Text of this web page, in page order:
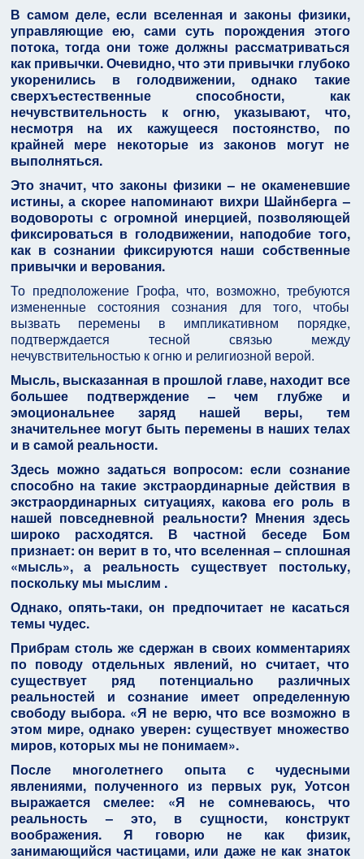
В самом деле, если вселенная и законы физики,
управляющие ею, сами суть порождения этого
потока, тогда они тоже должны рассматриваться
как привычки. Очевидно, что эти привычки глубоко
укоренились в голодвижении, однако такие
сверхъестественные способности, как
нечувствительность к огню, указывают, что,
несмотря на их кажущееся постоянство, по
крайней мере некоторые из законов могут не
выполняться.
Это значит, что законы физики – не окаменевшие
истины, а скорее напоминают вихри Шайнберга –
водовороты с огромной инерцией, позволяющей
фиксироваться в голодвижении, наподобие того,
как в сознании фиксируются наши собственные
привычки и верования.
То предположение Грофа, что, возможно, требуются
измененные состояния сознания для того, чтобы
вызвать перемены в импликативном порядке,
подтверждается тесной связью между
нечувствительностью к огню и религиозной верой.
Мысль, высказанная в прошлой главе, находит все
большее подтверждение – чем глубже и
эмоциональнее заряд нашей веры, тем
значительнее могут быть перемены в наших телах
и в самой реальности.
Здесь можно задаться вопросом: если сознание
способно на такие экстраординарные действия в
экстраординарных ситуациях, какова его роль в
нашей повседневной реальности? Мнения здесь
широко расходятся. В частной беседе Бом
признает: он верит в то, что вселенная – сплошная
«мысль», а реальность существует постольку,
поскольку мы мыслим .
Однако, опять-таки, он предпочитает не касаться
темы чудес.
Прибрам столь же сдержан в своих комментариях
по поводу отдельных явлений, но считает, что
существует ряд потенциально различных
реальностей и сознание имеет определенную
свободу выбора. «Я не верю, что все возможно в
этом мире, однако уверен: существует множество
миров, которых мы не понимаем».
После многолетнего опыта с чудесными
явлениями, полученного из первых рук, Уотсон
выражается смелее: «Я не сомневаюсь, что
реальность – это, в сущности, конструкт
воображения. Я говорю не как физик,
занимающийся частицами, или даже не как знаток